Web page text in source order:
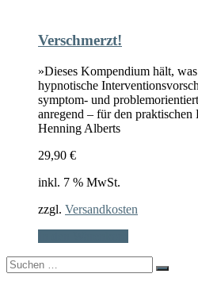
Verschmerzt!
»Dieses Kompendium hält,
hypnotische
symptom- und
anregend – für den praktischen
Henning Alberts
29,90 €
inkl. 7 % MwSt.
zzgl. Versandkosten
Search
for: